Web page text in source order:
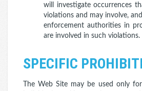
will investigate occurrences
violations and may involve,
enforcement authorities in
are involved in such violations.
SPECIFIC
The Web Site may be used only